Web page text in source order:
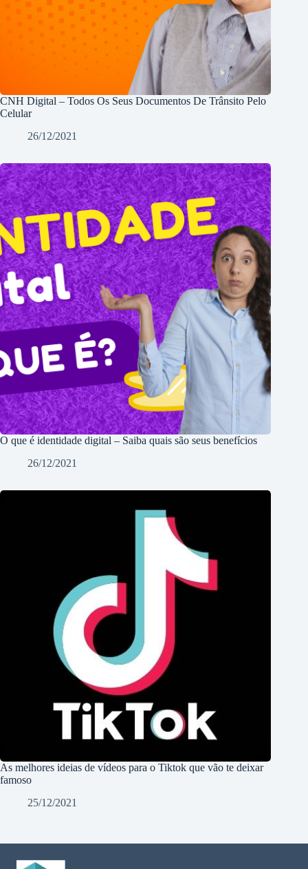
CNH Digital – Todos Os Seus Documentos De Trânsito Pelo
Celular
26/12/2021
O que é identidade digital – Saiba quais são seus benefícios
26/12/2021
As melhores ideias de vídeos para o Tiktok que vão te deixar
famoso
25/12/2021